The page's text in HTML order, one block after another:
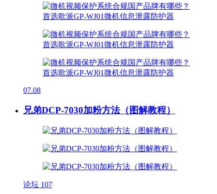
07.08
兄弟DCP-7030加粉方法（图解教程）
论坛 107